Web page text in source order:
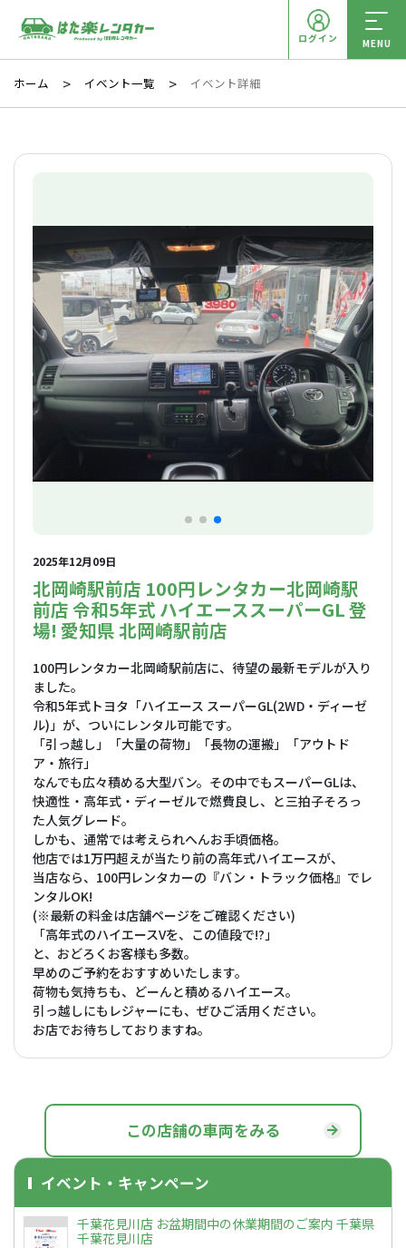
ログイン MENU
ホーム イベント一覧 イベント詳細
2025年12月09日
北岡崎駅前店 100円レンタカー北岡崎駅
前店 令和5年式 ハイエーススーパーGL 登
場! 愛知県 北岡崎駅前店
100円レンタカー北岡崎駅前店に、待望の最新モデルが入り
ました。
令和5年式トヨタ「ハイエース スーパーGL(2WD・ディーゼ
ル)」が、ついにレンタル可能です。
「引っ越し」「大量の荷物」「長物の運搬」「アウトド
ア・旅行」
なんでも広々積める大型バン。その中でもスーパーGLは、
快適性・高年式・ディーゼルで燃費良し、と三拍子そろっ
た人気グレード。
しかも、通常では考えられへんお手頃価格。
他店では1万円超えが当たり前の高年式ハイエースが、
当店なら、100円レンタカーの『バン・トラック価格』でレ
ンタルOK!
(※最新の料金は店舗ページをご確認ください)
「高年式のハイエースVを、この値段で!?」
と、おどろくお客様も多数。
早めのご予約をおすすめいたします。
荷物も気持ちも、どーんと積めるハイエース。
引っ越しにもレジャーにも、ぜひご活用ください。
お店でお待ちしておりますね。
この店舗の車両をみる
イベント・キャンペーン
千葉花見川店 お盆期間中の休業期間のご案内 千葉県
千葉花見川店